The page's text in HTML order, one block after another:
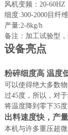
风机变频：20-60HZ
细度:300-2000目纤
产量:2-8kg/h
备注：加工试验型
设备亮点
粉碎细度高 温度
可以使得绝大多数
过45度，所以，对
将温度降到零下35度
出料速度快，产
本机与许多重压超